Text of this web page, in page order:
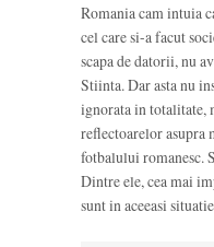
Romania cam intuia
cel care si-a facut
scapa de datorii, nu
Stiinta. Dar asta nu
ignorata in totalitate,
reflectoarelor asupra
fotbalului romanesc.
Dintre ele, cea mai
sunt in aceeasi